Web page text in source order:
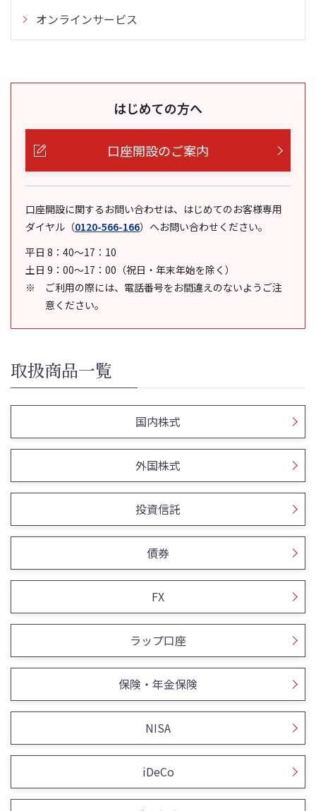
オンラインサービス
はじめての方へ
口座開設のご案内
口座開設に関するお問い合わせは、はじめてのお客様専用
ダイヤル （0120-566-166） へお問い合わせください。
平日 8：40～17：10
土日 9：00～17：00（祝日・年末年始を除く）
ご利用の際には、電話番号をお間違えのないようご注
意ください。
取扱商品一覧
国内株式
外国株式
投資信託
債券
FX
ラップ口座
保険・年金保険
NISA
iDeCo